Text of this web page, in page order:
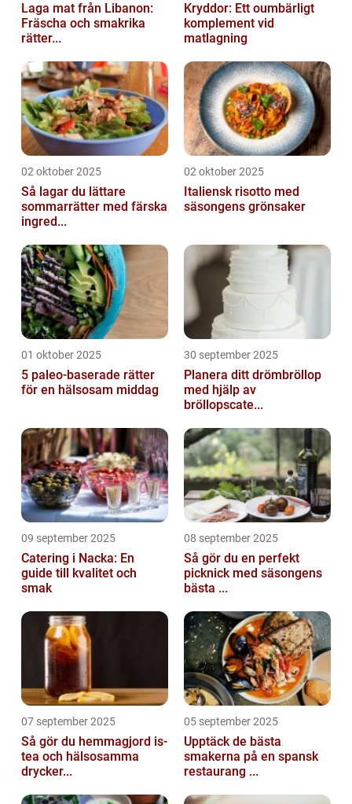
Laga mat från Libanon:
Fräscha och smakrika
rätter...
Kryddor: Ett oumbärligt
komplement vid
matlagning
02 oktober 2025
Så lagar du lättare
sommarrätter med färska
ingred...
02 oktober 2025
Italiensk risotto med
säsongens grönsaker
01 oktober 2025
5 paleo-baserade rätter
för en hälsosam middag
30 september 2025
Planera ditt drömbröllop
med hjälp av
bröllopscate...
09 september 2025
Catering i Nacka: En
guide till kvalitet och
smak
08 september 2025
Så gör du en perfekt
picknick med säsongens
bästa ...
07 september 2025
Så gör du hemmagjord is-
tea och hälsosamma
drycker...
05 september 2025
Upptäck de bästa
smakerna på en spansk
restaurang ...